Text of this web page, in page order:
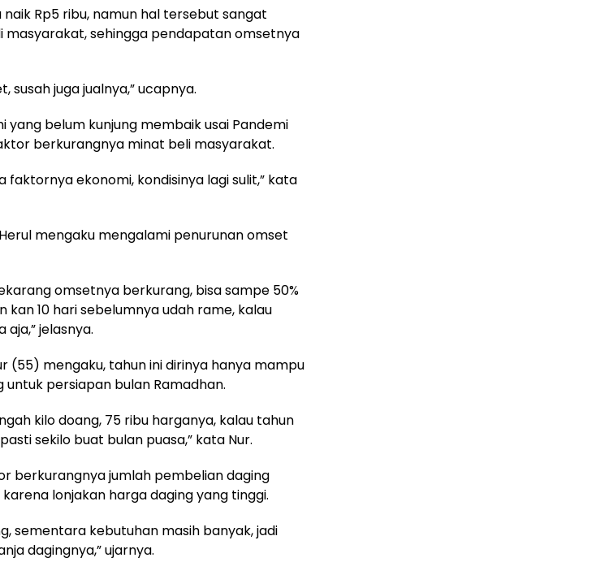
Rp5 ribu, namun hal tersebut sangat
sehingga pendapatan omsetnya
susah juga jualnya,” ucapnya.
yang belum kunjung membaik usai Pandemi
berkurangnya minat beli masyarakat.
faktornya ekonomi, kondisinya lagi sulit,” kata
mengaku mengalami penurunan omset
omsetnya berkurang, bisa sampe 50%
kan 10 hari sebelumnya udah rame, kalau
jelasnya.
(55) mengaku, tahun ini dirinya hanya mampu
persiapan bulan Ramadhan.
kilo doang, 75 ribu harganya, kalau tahun
sekilo buat bulan puasa,” kata Nur.
berkurangnya jumlah pembelian daging
lonjakan harga daging yang tinggi.
sementara kebutuhan masih banyak, jadi
dagingnya,” ujarnya.